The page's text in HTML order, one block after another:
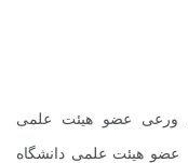
ورعی عضو هیئت علمی
هیئت علمی دانشگاه